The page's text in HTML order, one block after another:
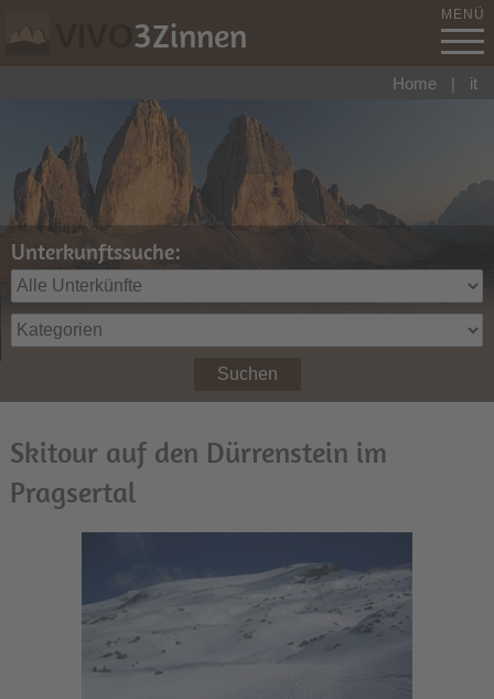
3Zinnen MENÜ
Unterkunftssuche:
Suchen
Home | it
Skitour auf den Dürrenstein im
Pragsertal